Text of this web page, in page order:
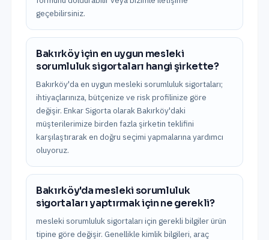
geçebilirsiniz.
Bakırköy için en uygun mesleki
sorumluluk sigortaları hangi şirkette?
Bakırköy'da en uygun mesleki sorumluluk sigortaları;
ihtiyaçlarınıza, bütçenize ve risk profilinize göre
değişir. Enkar Sigorta olarak Bakırköy'daki
müşterilerimize birden fazla şirketin teklifini
karşılaştırarak en doğru seçimi yapmalarına yardımcı
oluyoruz.
Bakırköy'da mesleki sorumluluk
sigortaları yaptırmak için ne gerekli?
mesleki sorumluluk sigortaları için gerekli bilgiler ürün
tipine göre değişir. Genellikle kimlik bilgileri, araç